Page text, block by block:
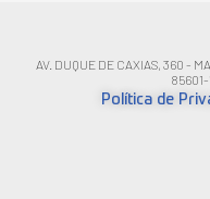
AV. DUQUE DE CAXIAS, 360 -
Política de